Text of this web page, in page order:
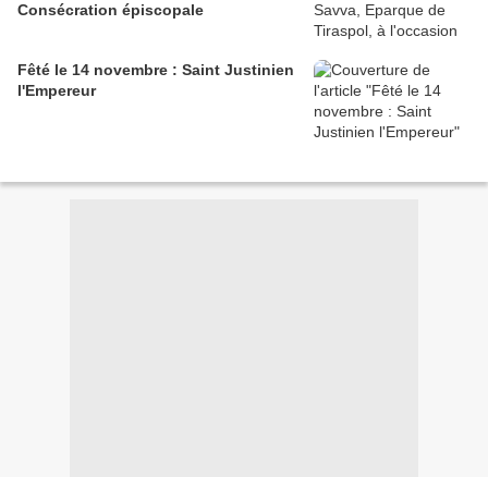
Consécration épiscopale
Fêté le 14 novembre : Saint Justinien
l'Empereur